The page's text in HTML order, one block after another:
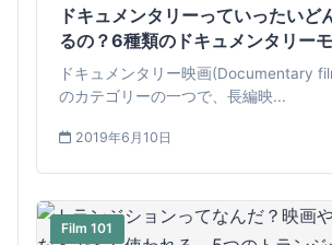
ドキュメンタリーっていったいど
るの？6種類のドキュメンタリー
(Documentary Mode)とは？
ドキュメンタリー映画(Documentary
のカテゴリーの一つで、長編映...
2019年6月10日
Film 101